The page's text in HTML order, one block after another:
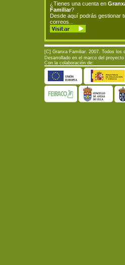
¿Tienes una cuenta en
Familiar?
Desde aquí podrás gestionar
correos...
[C] Granxa Familiar. 2007. Todos los
Desarrollado en el marco del
Con la colaboración de: